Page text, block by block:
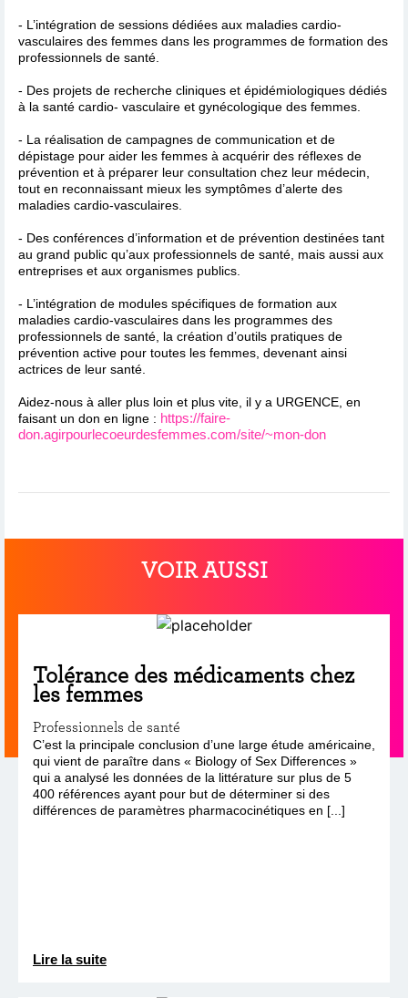
- L’intégration de sessions dédiées aux maladies cardio-
vasculaires des femmes dans les programmes de formation des
professionnels de santé.
- Des projets de recherche cliniques et épidémiologiques dédiés
à la santé cardio- vasculaire et gynécologique des femmes.
- La réalisation de campagnes de communication et de
dépistage pour aider les femmes à acquérir des réflexes de
prévention et à préparer leur consultation chez leur médecin,
tout en reconnaissant mieux les symptômes d’alerte des
maladies cardio-vasculaires.
- Des conférences d’information et de prévention destinées tant
au grand public qu’aux professionnels de santé, mais aussi aux
entreprises et aux organismes publics.
- L’intégration de modules spécifiques de formation aux
maladies cardio-vasculaires dans les programmes des
professionnels de santé, la création d’outils pratiques de
prévention active pour toutes les femmes, devenant ainsi
actrices de leur santé.
Aidez-nous à aller plus loin et plus vite, il y a URGENCE, en
faisant un don en ligne : https://faire-
don.agirpourlecoeurdesfemmes.com/site/~mon-don
VOIR AUSSI
Tolérance des médicaments chez
les femmes
Professionnels de santé
C’est la principale conclusion d’une large étude américaine,
qui vient de paraître dans « Biology of Sex Differences »
qui a analysé les données de la littérature sur plus de 5
400 références ayant pour but de déterminer si des
différences de paramètres pharmacocinétiques en [...]
Lire la suite